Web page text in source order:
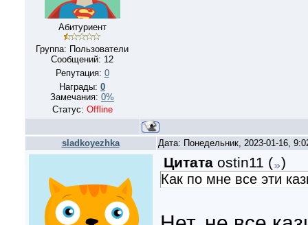
Абитуриент
Группа: Пользователи
Сообщений: 12
Репутация: 0
Награды: 0
Замечания: 0%
Статус: Offline
sladkoyezhka Дата: Понедельник, 2023-01-16,
Цитата ostin11 ( )
Как по мне все эти